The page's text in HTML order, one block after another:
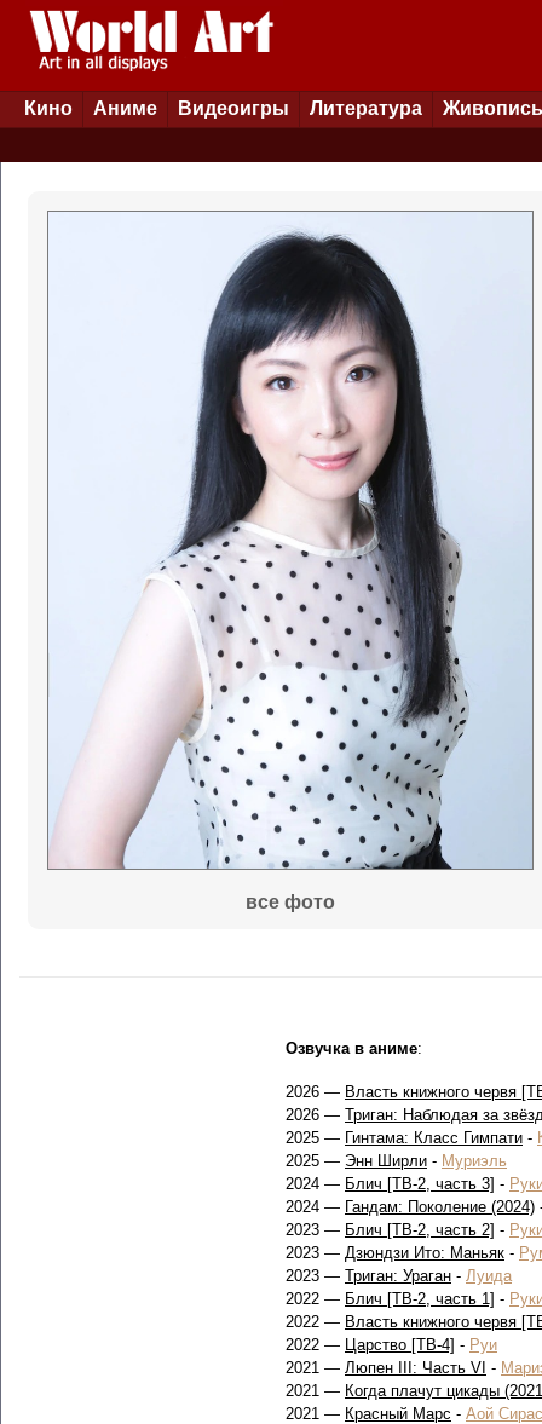
Кино Аниме Видеоигры Литература Живопись
все фото
Озвучка в аниме:
2026 — Власть книжного червя
2026 — Триган: Наблюдая за
2025 — Гинтама: Класс Гимпати -
2025 — Энн Ширли - Муриэль
2024 — Блич [ТВ-2, часть 3] -
2024 — Гандам: Поколение (2024)
2023 — Блич [ТВ-2, часть 2] -
2023 — Дзюндзи Ито: Маньяк -
2023 — Триган: Ураган - Луида
2022 — Блич [ТВ-2, часть 1] -
2022 — Власть книжного червя
2022 — Царство [ТВ-4] - Руи
2021 — Люпен III: Часть VI -
2021 — Когда плачут цикады
2021 — Красный Марс - Аой